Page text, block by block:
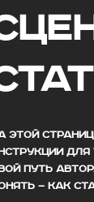
ЭТОЙ
ДЛЯ
ПУТЬ
— КАК